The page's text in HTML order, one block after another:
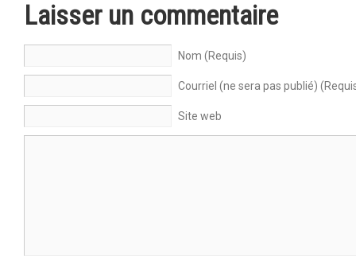
Laisser un commentaire
Nom (Requis)
Courriel (ne sera pas publié)
Site web